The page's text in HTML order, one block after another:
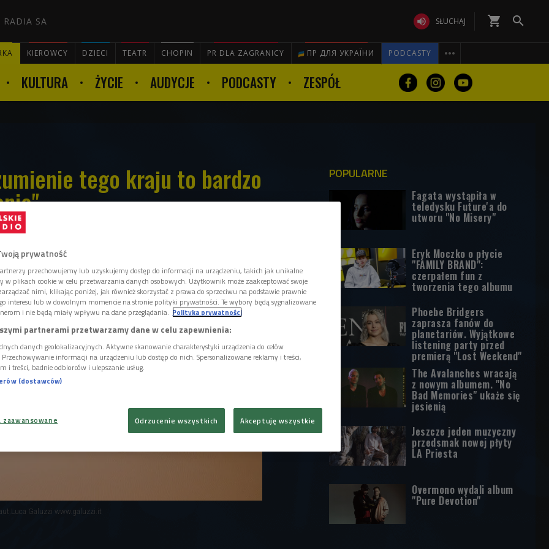
RADIA SA  SŁUCHAJ shopping_cart 
KIEROWCY DZIECI TEATR CHOPIN PR DLA ZAGRANICY ПР ДЛЯ УКРАЇНИ PODCASTY 

KULTURA ŻYCIE AUDYCJE PODCASTY ZESPÓŁ
tego kraju to bardzo
ze sobą mentalności – mówi w
dziennikarka Polskiego Radia.
Galuzzi www.galuzzi.it
POPULARNE
Fagata wystąpiła w
teledysku Future'a do
utworu "No Misery"
Eryk Moczko o płycie
"FAMILY BRAND":
czerpałem fun z
tworzenia tego albumu
Phoebe Bridgers
zaprasza fanów do
planetariów. Wyjątkowe
listening party przed
premierą "Lost Weekend"
The Avalanches wracają
z nowym albumem. "No
Bad Memories" ukaże się
jesienią
Jeszcze jeden muzyczny
przedsmak nowej płyty
LA Priesta
Overmono wydali album
"Pure Devotion"
prywatność
przechowujemy lub uzyskujemy dostęp do informacji na urządzeniu, takich jak unikalne
w plikach cookie w celu przetwarzania danych osobowych. Użytkownik może zaakceptować swoje
nimi, klikając poniżej, jak również skorzystać z prawa do sprzeciwu na podstawie prawnie
interesu lub w dowolnym momencie na stronie polityki prywatności. Te wybory będą sygnalizowane
i nie będą miały wpływu na dane przeglądania. Polityka prywatności
partnerami przetwarzamy dane w celu zapewnienia:
danych geolokalizacyjnych. Aktywne skanowanie charakterystyki urządzenia do celów
informacji na urządzeniu lub dostęp do nich. Spersonalizowane reklamy i treści,
i treści, badnie odbiorców i ulepszanie usług.
(dostawców)
Odrzucenie wszystkich Akceptuję wszystkie